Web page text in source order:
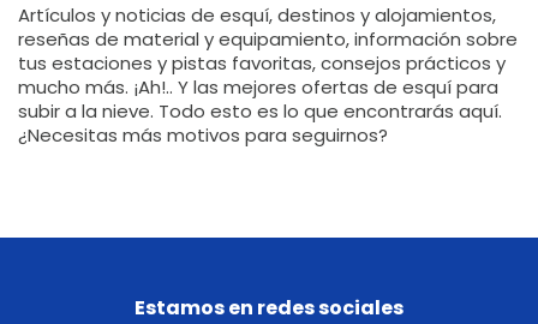
Artículos y noticias de esquí, destinos y alojamientos,
reseñas de material y equipamiento, información sobre
tus estaciones y pistas favoritas, consejos prácticos y
mucho más. ¡Ah!.. Y las mejores ofertas de esquí para
subir a la nieve. Todo esto es lo que encontrarás aquí.
¿Necesitas más motivos para seguirnos?
Estamos en redes sociales